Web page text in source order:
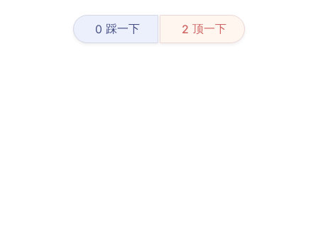
0 踩一下 2 顶一下